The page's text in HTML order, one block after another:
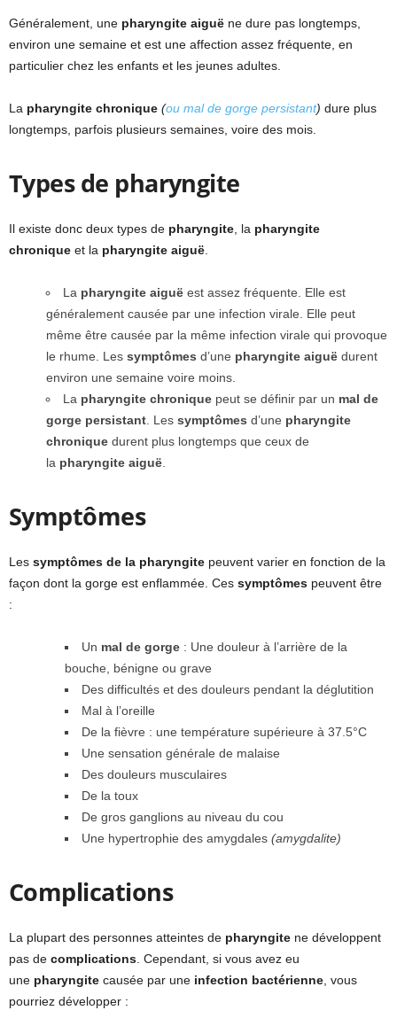
Généralement, une pharyngite aiguë ne dure pas longtemps,
environ une semaine et est une affection assez fréquente, en
particulier chez les enfants et les jeunes adultes.
La pharyngite chronique (ou mal de gorge persistant) dure plus
longtemps, parfois plusieurs semaines, voire des mois.
Types de pharyngite
Il existe donc deux types de pharyngite, la pharyngite
chronique et la pharyngite aiguë.
La pharyngite aiguë est assez fréquente. Elle est
généralement causée par une infection virale. Elle peut
même être causée par la même infection virale qui provoque
le rhume. Les symptômes d’une pharyngite aiguë durent
environ une semaine voire moins.
La pharyngite chronique peut se définir par un mal de
gorge persistant. Les symptômes d’une pharyngite
chronique durent plus longtemps que ceux de
la pharyngite aiguë.
Symptômes
Les symptômes de la pharyngite peuvent varier en fonction de la
façon dont la gorge est enflammée. Ces symptômes peuvent être
:
Un mal de gorge : Une douleur à l’arrière de la
bouche, bénigne ou grave
Des difficultés et des douleurs pendant la déglutition
Mal à l’oreille
De la fièvre : une température supérieure à 37.5°C
Une sensation générale de malaise
Des douleurs musculaires
De la toux
De gros ganglions au niveau du cou
Une hypertrophie des amygdales (amygdalite)
Complications
La plupart des personnes atteintes de pharyngite ne développent
pas de complications. Cependant, si vous avez eu
une pharyngite causée par une infection bactérienne, vous
pourriez développer :